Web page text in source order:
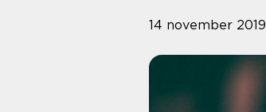
14 november 2019